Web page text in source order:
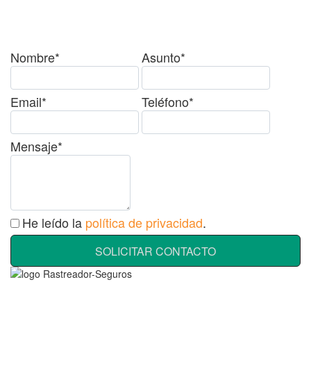
Nombre* Asunto*
Email* Teléfono*
Mensaje*
He leído la política de privacidad.
SOLICITAR CONTACTO